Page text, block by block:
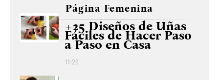
Página Femenina
+25 Diseños de Uñas
Fáciles de Hacer Paso
a Paso en Casa
11:26